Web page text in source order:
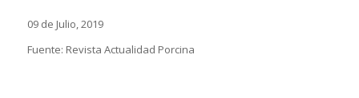
09 de Julio, 2019
Fuente: Revista Actualidad Porcina